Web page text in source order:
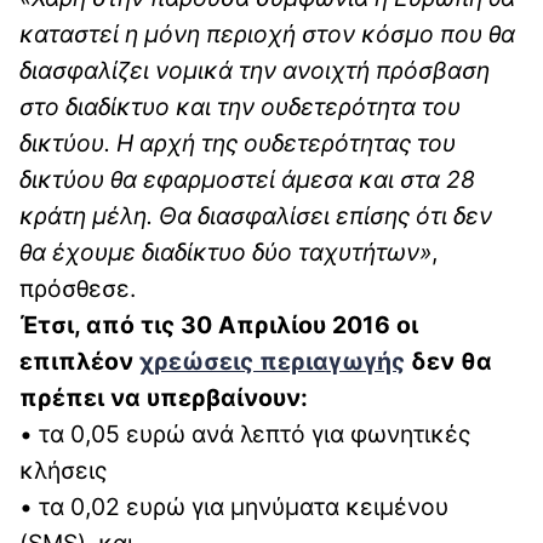
καταστεί η μόνη περιοχή στον κόσμο που θα
διασφαλίζει νομικά την ανοιχτή πρόσβαση
στο διαδίκτυο και την ουδετερότητα του
δικτύου. Η αρχή της ουδετερότητας του
δικτύου θα εφαρμοστεί άμεσα και στα 28
κράτη μέλη. Θα διασφαλίσει επίσης ότι δεν
θα έχουμε διαδίκτυο δύο ταχυτήτων»,
πρόσθεσε.
Έτσι, από τις 30 Απριλίου 2016 οι
επιπλέον χρεώσεις περιαγωγής δεν θα
πρέπει να υπερβαίνουν:
• τα 0,05 ευρώ ανά λεπτό για φωνητικές
κλήσεις
• τα 0,02 ευρώ για μηνύματα κειμένου